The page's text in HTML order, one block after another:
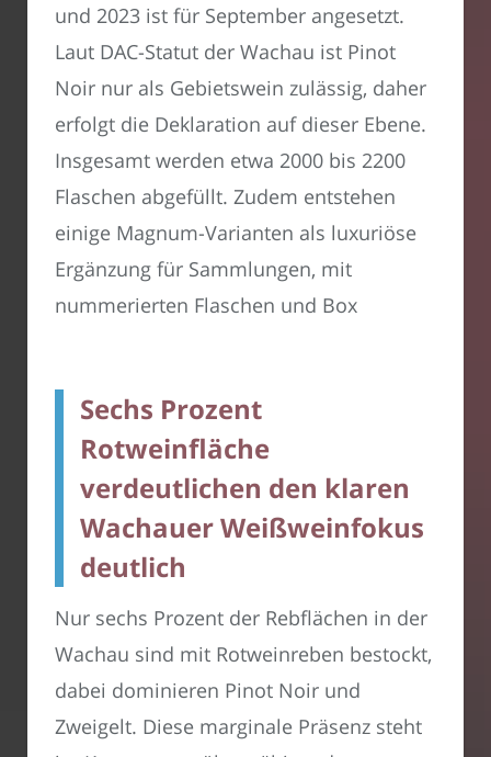
und 2023 ist für September angesetzt.
Laut DAC-Statut der Wachau ist Pinot
Noir nur als Gebietswein zulässig, daher
erfolgt die Deklaration auf dieser Ebene.
Insgesamt werden etwa 2000 bis 2200
Flaschen abgefüllt. Zudem entstehen
einige Magnum-Varianten als luxuriöse
Ergänzung für Sammlungen, mit
nummerierten Flaschen und Box
Sechs Prozent
Rotweinfläche
verdeutlichen den klaren
Wachauer Weißweinfokus
deutlich
Nur sechs Prozent der Rebflächen in der
Wachau sind mit Rotweinreben bestockt,
dabei dominieren Pinot Noir und
Zweigelt. Diese marginale Präsenz steht